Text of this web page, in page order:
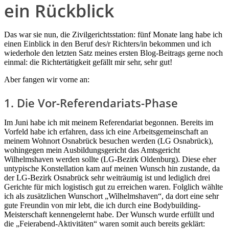
ein Rückblick
Das war sie nun, die Zivilgerichtsstation: fünf Monate lang habe ich
einen Einblick in den Beruf des/r Richters/in bekommen und ich
wiederhole den letzten Satz meines ersten Blog-Beitrags gerne noch
einmal: die Richtertätigkeit gefällt mir sehr, sehr gut!
Aber fangen wir vorne an:
1. Die Vor-Referendariats-Phase
Im Juni habe ich mit meinem Referendariat begonnen. Bereits im
Vorfeld habe ich erfahren, dass ich eine Arbeitsgemeinschaft an
meinem Wohnort Osnabrück besuchen werden (LG Osnabrück),
wohingegen mein Ausbildungsgericht das Amtsgericht
Wilhelmshaven werden sollte (LG-Bezirk Oldenburg). Diese eher
untypische Konstellation kam auf meinen Wunsch hin zustande, da
der LG-Bezirk Osnabrück sehr weiträumig ist und lediglich drei
Gerichte für mich logistisch gut zu erreichen waren. Folglich wählte
ich als zusätzlichen Wunschort „Wilhelmshaven“, da dort eine sehr
gute Freundin von mir lebt, die ich durch eine Bodybuilding-
Meisterschaft kennengelernt habe. Der Wunsch wurde erfüllt und
die „Feierabend-Aktivitäten“ waren somit auch bereits geklärt: